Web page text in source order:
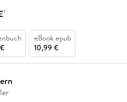
*
eBook epub
10,99 €